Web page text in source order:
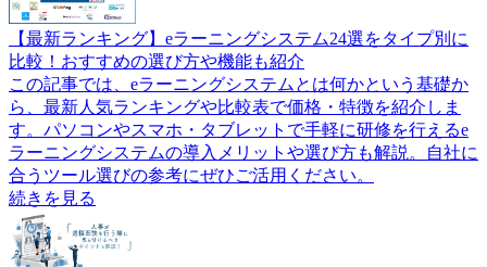
【最新ランキング】eラーニングシステム24選をタイプ別に
比較！おすすめの選び方や機能も紹介
この記事では、eラーニングシステムとは何かという基礎か
ら、最新人気ランキングや比較表で価格・特徴を紹介しま
す。パソコンやスマホ・タブレットで手軽に研修を行えるe
ラーニングシステムの導入メリットや選び方も解説。自社に
合うツール選びの参考にぜひご活用ください。
続きを見る